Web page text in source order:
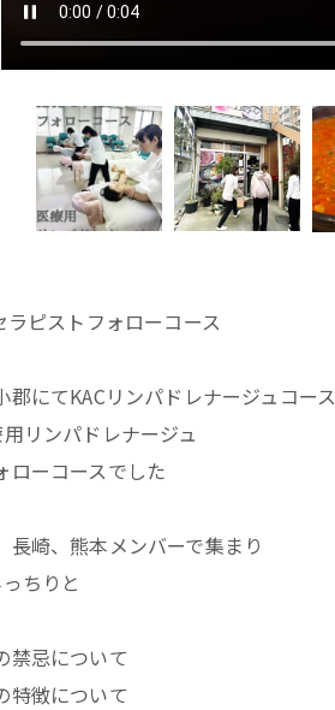
ラピストフォローコース
郡にてKACリンパドレナージュコース
リンパドレナージュ
ローコースでした
長崎、熊本メンバーで集まり
ちりと
禁忌について
特徴について